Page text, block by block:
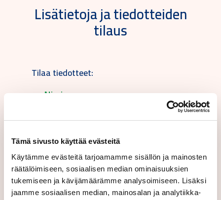
Tämä sivusto käyttää evästeitä
Käytämme evästeitä tarjoamamme sisällön ja mainosten
räätälöimiseen, sosiaalisen median ominaisuuksien
tukemiseen ja kävijämäärämme analysoimiseen. Lisäksi
jaamme sosiaalisen median, mainosalan ja analytiikka-
Lisätietoja ja tiedotteiden
tilaus
Tilaa tiedotteet:
Suomeksi
Lähettämällä tämän lomakkeen hyväksyt